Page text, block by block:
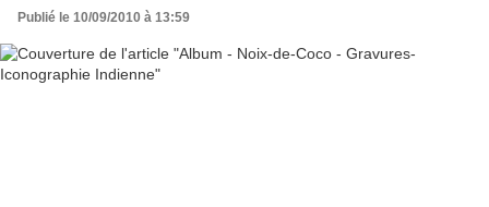
Publié le 10/09/2010 à 13:59